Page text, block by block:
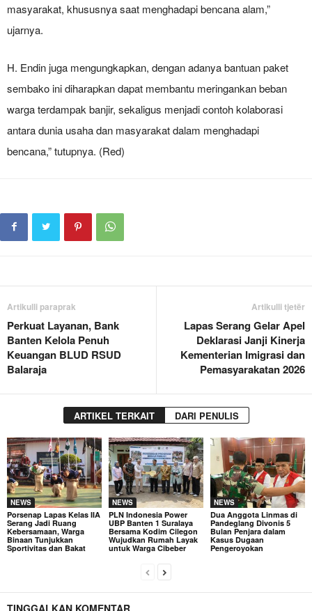
masyarakat, khususnya saat menghadapi bencana alam,”
ujarnya.
‎H. Endin juga mengungkapkan, dengan adanya bantuan paket
sembako ini diharapkan dapat membantu meringankan beban
warga terdampak banjir, sekaligus menjadi contoh kolaborasi
antara dunia usaha dan masyarakat dalam menghadapi
bencana,” tutupnya. (Red)
Artikulli paraprak
Perkuat Layanan, Bank
Banten Kelola Penuh
Keuangan BLUD RSUD
Balaraja
Artikulli tjetër
Lapas Serang Gelar Apel
Deklarasi Janji Kinerja
Kementerian Imigrasi dan
Pemasyarakatan 2026
ARTIKEL TERKAIT DARI PENULIS
NEWS
Porsenap Lapas Kelas IIA
Serang Jadi Ruang
Kebersamaan, Warga
Binaan Tunjukkan
Sportivitas dan Bakat
NEWS
PLN Indonesia Power
UBP Banten 1 Suralaya
Bersama Kodim Cilegon
Wujudkan Rumah Layak
untuk Warga Cibeber
NEWS
Dua Anggota Linmas di
Pandeglang Divonis 5
Bulan Penjara dalam
Kasus Dugaan
Pengeroyokan